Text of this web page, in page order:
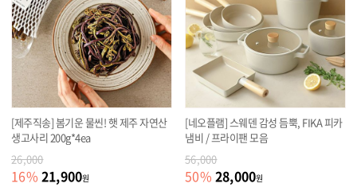
[제주직송] 봄기운 물씬! 햇 제주 자연산
생고사리 200g*4ea
26,000
16% 21,900원
[네오플램] 스웨덴 감성 듬뿍, FIKA 피카
냄비 / 프라이팬 모음
56,000
50% 28,000원